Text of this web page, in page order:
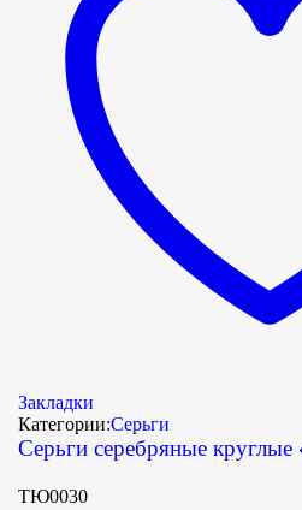
Закладки
Категории:Серьги
Серьги серебряные круглые
ТЮ0030